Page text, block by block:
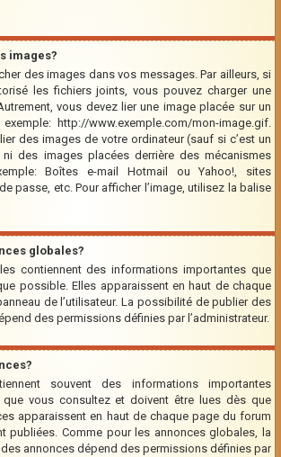
images?
des images dans vos messages. Par ailleurs, si
les fichiers joints, vous pouvez charger une
vous devez lier une image placée sur un
http://www.exemple.com/mon-image.gif.
des images de votre ordinateur (sauf si c’est un
des images placées derrière des mécanismes
Boîtes e-mail Hotmail ou Yahoo!, sites
passe, etc. Pour afficher l’image, utilisez la balise
globales?
contiennent des informations importantes que
possible. Elles apparaissent en haut de chaque
de l’utilisateur. La possibilité de publier des
des permissions définies par l’administrateur.
souvent des informations importantes
vous consultez et doivent être lues dès que
apparaissent en haut de chaque page du forum
publiées. Comme pour les annonces globales, la
annonces dépend des permissions définies par